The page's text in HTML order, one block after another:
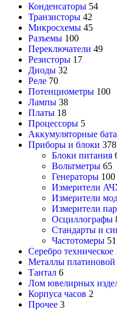
Конденсаторы 54
Транзисторы 42
Микросхемы 45
Разъемы 100
Переключатели 49
Резисторы 17
Диоды 32
Реле 70
Потенциометры 100
Лампы 38
Платы 18
Процессоры 5
Аккумуляторные
Приборы и блоки 378
Блоки питания
Вольтметры 65
Генераторы 100
Измерители
Измерители
Измерители
Осциллографы
Стандарты и
Частотомеры 51
Серебро техническое
Металлы
Тантал 6
Лом ювелирных
Корпуса часов 2
Прочее 3